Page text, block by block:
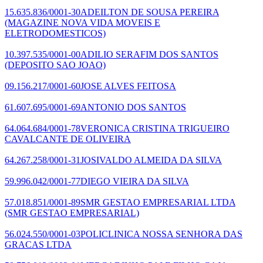
15.635.836/0001-30ADEILTON DE SOUSA PEREIRA
(MAGAZINE NOVA VIDA MOVEIS E
ELETRODOMESTICOS)
10.397.535/0001-00ADILIO SERAFIM DOS SANTOS
(DEPOSITO SAO JOAO)
09.156.217/0001-60JOSE ALVES FEITOSA
61.607.695/0001-69ANTONIO DOS SANTOS
64.064.684/0001-78VERONICA CRISTINA TRIGUEIRO
CAVALCANTE DE OLIVEIRA
64.267.258/0001-31JOSIVALDO ALMEIDA DA SILVA
59.996.042/0001-77DIEGO VIEIRA DA SILVA
57.018.851/0001-89SMR GESTAO EMPRESARIAL LTDA
(SMR GESTAO EMPRESARIAL)
56.024.550/0001-03POLICLINICA NOSSA SENHORA DAS
GRACAS LTDA